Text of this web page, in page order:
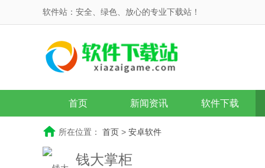
软件站：安全、绿色、放心的专业下载站！
首页 新闻资讯 软件下载
所在位置： 首页 > 安卓软件
钱大掌柜